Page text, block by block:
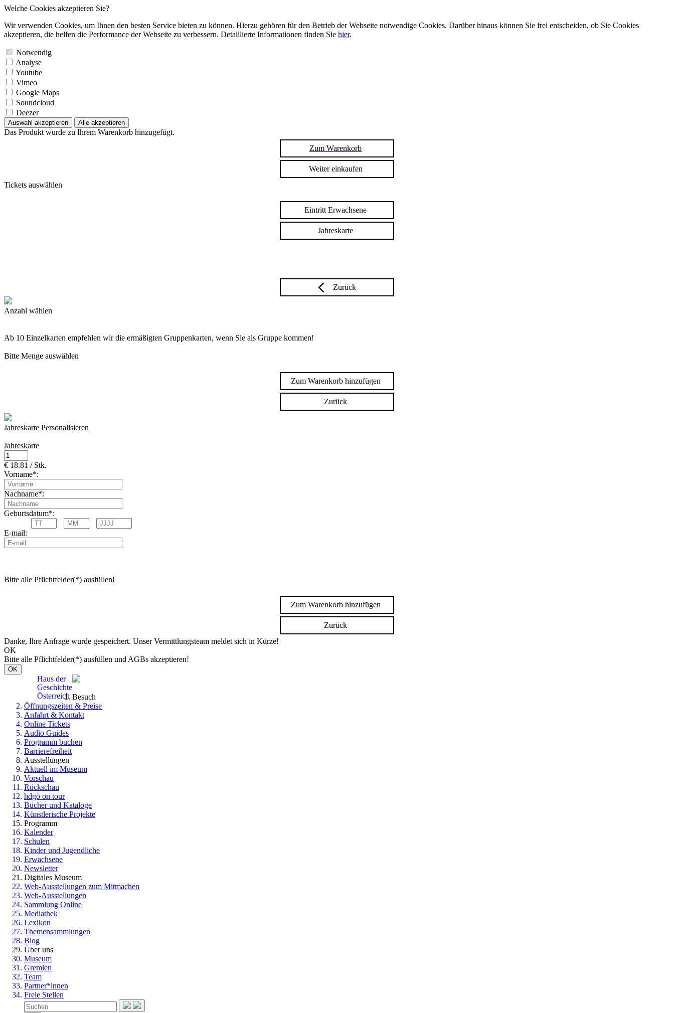
Welche Cookies akzeptieren Sie?
Wir verwenden Cookies, um Ihnen den besten Service bieten zu können. Hierzu gehören für den Betrieb der Webseite notwendige Cookies. Darüber hinaus können Sie frei entscheiden, ob Sie Cookies
akzeptieren, die helfen die Performance der Webseite zu verbessern. Detaillierte Informationen finden Sie hier.
Notwendig
Analyse
Youtube
Vimeo
Google Maps
Soundcloud
Deezer
Auswahl akzeptieren Alle akzeptieren
Das Produkt wurde zu Ihrem Warenkorb hinzugefügt.
Zum Warenkorb
Weiter einkaufen
Tickets auswählen
Eintritt Erwachsene
Jahreskarte
Zurück
Anzahl wählen
Ab 10 Einzelkarten empfehlen wir die ermäßigten Gruppenkarten, wenn Sie als Gruppe kommen!
Bitte Menge auswählen
Zum Warenkorb hinzufügen
Zurück
Jahreskarte Personalisieren
Jahreskarte
€ 18.81 / Stk.
Vorname*:
Nachname*:
Geburtsdatum*:
E-mail:
Bitte alle Pflichtfelder(*) ausfüllen!
Zum Warenkorb hinzufügen
Zurück
Danke, Ihre Anfrage wurde gespeichert. Unser Vermittlungsteam meldet sich in Kürze!
OK
Bitte alle Pflichtfelder(*) ausfüllen und AGBs akzeptieren!
OK
Haus der
Geschichte
Österreich Besuch
Öffnungszeiten & Preise
Anfahrt & Kontakt
Online Tickets
Audio Guides
Programm buchen
Barrierefreiheit
Ausstellungen
Aktuell im Museum
Vorschau
Rückschau
hdgö on tour
Bücher und Kataloge
Künstlerische Projekte
Programm
Kalender
Schulen
Kinder und Jugendliche
Erwachsene
Newsletter
Digitales Museum
Web-Ausstellungen zum Mitmachen
Web-Ausstellungen
Sammlung Online
Mediathek
Lexikon
Themensammlungen
Blog
Über uns
Museum
Gremien
Team
Partner*innen
Freie Stellen